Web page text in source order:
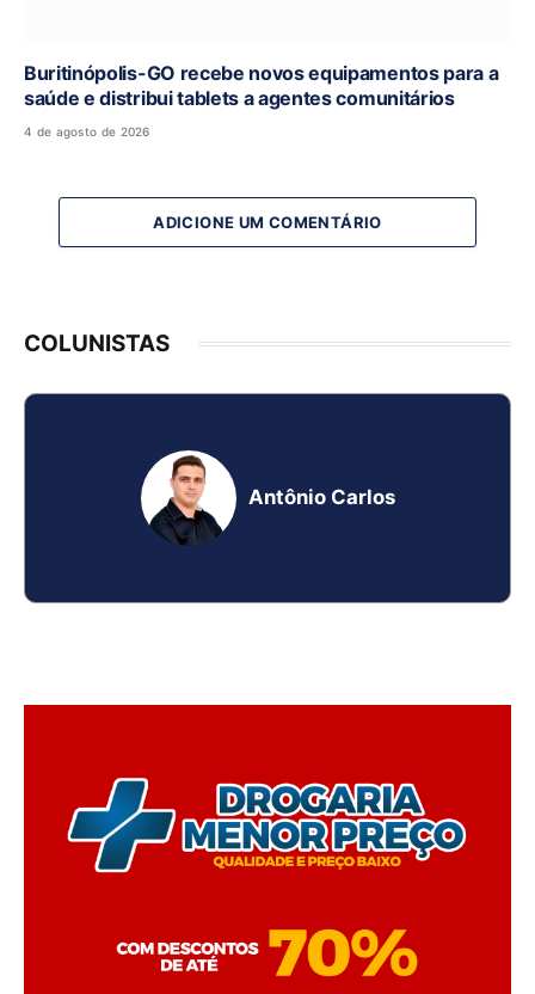
Buritinópolis-GO recebe novos equipamentos para a
saúde e distribui tablets a agentes comunitários
4 de agosto de 2026
ADICIONE UM COMENTÁRIO
COLUNISTAS
Antônio Carlos